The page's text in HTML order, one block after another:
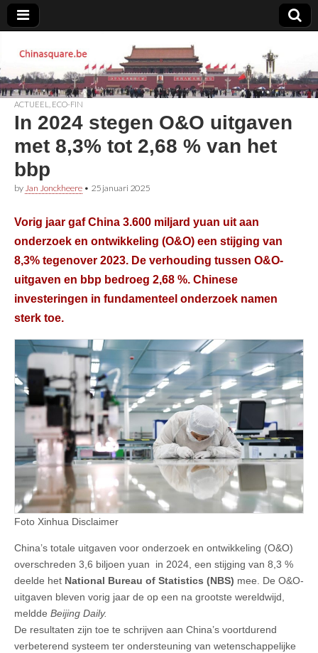
Chinasquare.be
ACTUEEL ECO-FIN
In 2024 stegen O&O uitgaven
met 8,3% tot 2,68 % van het
bbp
by Jan Jonckheere • 25 januari 2025
Vorig jaar gaf China 3.600 miljard yuan uit aan
onderzoek en ontwikkeling (O&O) een stijging van
8,3% tegenover 2023. De verhouding tussen O&O-
uitgaven en bbp bedroeg 2,68 %. Chinese
investeringen in fundamenteel onderzoek namen
sterk toe.
Foto Xinhua Disclaimer
China’s totale uitgaven voor onderzoek en ontwikkeling (O&O)
overschreden 3,6 biljoen yuan in 2024, een stijging van 8,3 %
deelde het National Bureau of Statistics (NBS) mee. De O&O-
uitgaven bleven vorig jaar de op een na grootste wereldwijd,
meldde Beijing Daily.
De resultaten zijn toe te schrijven aan China’s voortdurend
verbeterend systeem ter ondersteuning van wetenschappelijke